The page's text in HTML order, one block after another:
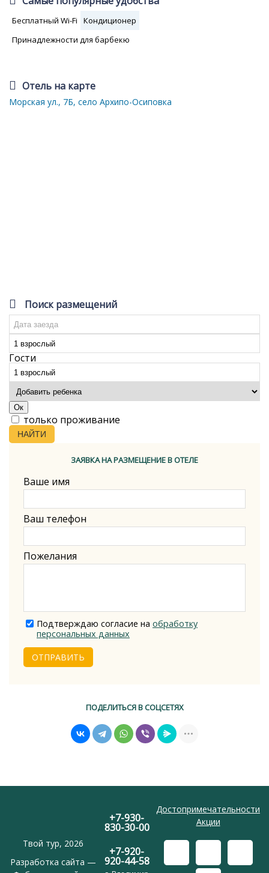
Бесплатный Wi-Fi
Кондиционер
Принадлежности для барбекю
Отель на карте
Морская ул., 7Б, село Архипо-Осиповка
Поиск размещений
Гости
Ок
только проживание
НАЙТИ
ЗАЯВКА НА РАЗМЕЩЕНИЕ В ОТЕЛЕ
Ваше имя
Ваш телефон
Пожелания
Подтверждаю согласие на обработку
персональных данных
ОТПРАВИТЬ
ПОДЕЛИТЬСЯ В СОЦСЕТЯХ
Твой тур, 2026
Разработка сайта —
Достопримечательности
Акции
+7-930-
830-30-00
+7-920-
920-44-58